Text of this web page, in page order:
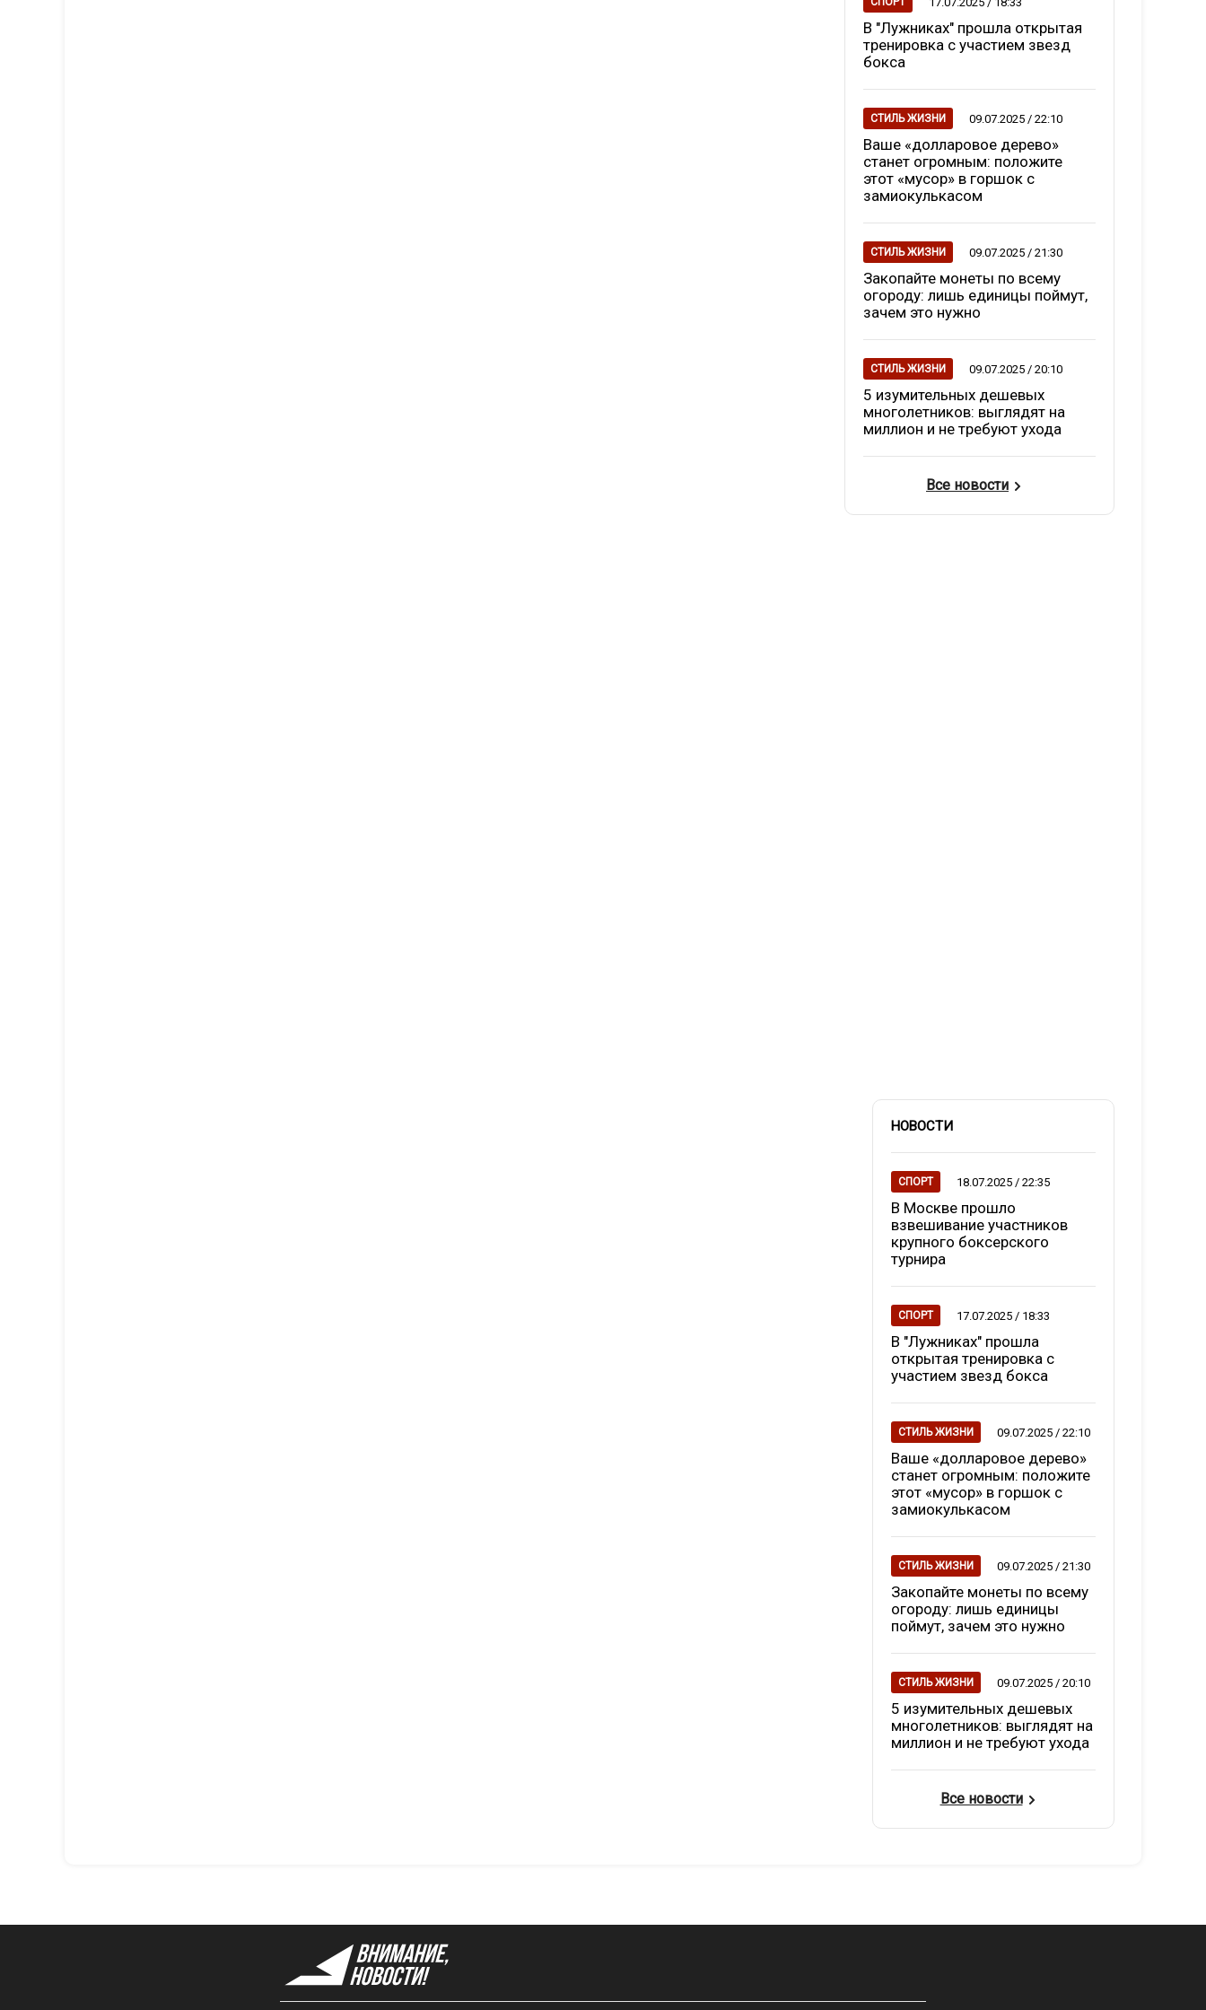
В "Лужниках" прошла открытая
тренировка с участием звезд
бокса
СТИЛЬ ЖИЗНИ 09.07.2025 / 22:10
Ваше «долларовое дерево»
станет огромным: положите
этот «мусор» в горшок с
замиокулькасом
СТИЛЬ ЖИЗНИ 09.07.2025 / 21:30
Закопайте монеты по всему
огороду: лишь единицы поймут,
зачем это нужно
СТИЛЬ ЖИЗНИ 09.07.2025 / 20:10
5 изумительных дешевых
многолетников: выглядят на
миллион и не требуют ухода
Все новости
НОВОСТИ
СПОРТ 18.07.2025 / 22:35
В Москве прошло
взвешивание участников
крупного боксерского
турнира
СПОРТ 17.07.2025 / 18:33
В "Лужниках" прошла
открытая тренировка с
участием звезд бокса
СТИЛЬ ЖИЗНИ 09.07.2025 / 22:10
Ваше «долларовое дерево»
станет огромным: положите
этот «мусор» в горшок с
замиокулькасом
СТИЛЬ ЖИЗНИ 09.07.2025 / 21:30
Закопайте монеты по всему
огороду: лишь единицы
поймут, зачем это нужно
СТИЛЬ ЖИЗНИ 09.07.2025 / 20:10
5 изумительных дешевых
многолетников: выглядят на
миллион и не требуют ухода
Все новости